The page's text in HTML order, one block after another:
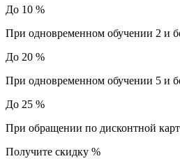
До 10 %
При одновременном обучении 2 и
До 20 %
При одновременном обучении 5 и
До 25 %
При обращении по дисконтной
Получите скидку %